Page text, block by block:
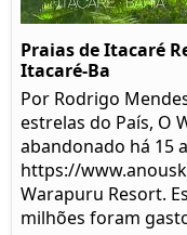
Praias de Itacaré
Itacaré-Ba
Por Rodrigo
estrelas do País, O
abandonado há 15
https://
Warapuru Resort.
milhões foram